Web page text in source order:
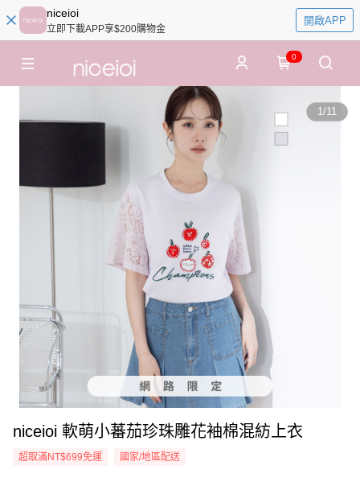
niceioi
立即下載APP享$200購物金
開啟APP
0
1/11
niceioi 軟萌小蕃茄珍珠雕花袖棉混紡上衣
超取滿NT$699免運 國家/地區配送